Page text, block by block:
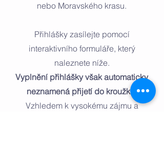
nebo Moravského krasu.
Přihlášky zasílejte pomocí
interaktivního formuláře, který
naleznete níže.
Vyplnění přihlášky však automaticky
neznamená přijetí do kroužku.
Vzhledem k vysokému zájmu a